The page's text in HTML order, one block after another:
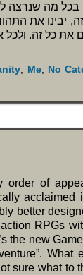
בכל מה
את
Me, No
of
better
RPGs
the new
What
sure what